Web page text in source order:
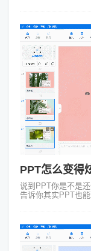
PPT怎么变得
说到PPT你是不是
告诉你其实PPT也